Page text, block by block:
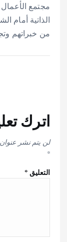
مجتمع
الذاتية أمام
من خبراتهم
اترك
لن يتم نشر
*
التعليق*